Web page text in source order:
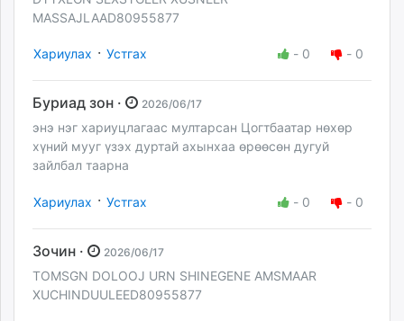
MASSAJLAAD80955877
Хариулах · Устгах - 0 - 0
Буриад зон · 2026/06/17
энэ нэг хариуцлагаас мултарсан Цогтбаатар нөхөр
хүний мууг үзэх дуртай ахынхаа өрөөсөн дугуй
зайлбал таарна
Хариулах · Устгах - 0 - 0
Зочин · 2026/06/17
TOMSGN DOLOOJ URN SHINEGENE AMSMAAR
XUCHINDUULEED80955877